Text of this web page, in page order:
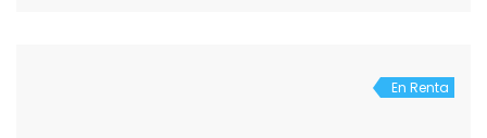
En Renta